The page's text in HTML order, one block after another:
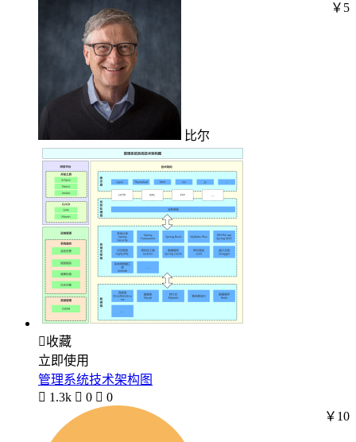
比尔
￥5
收藏
立即使用
管理系统技术架构图
 1.3k  0  0
￥10